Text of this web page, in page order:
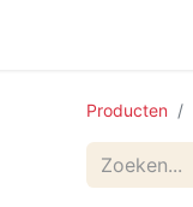
Producten